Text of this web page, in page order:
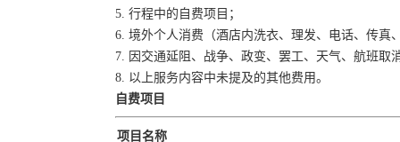
5. 行程中的自费项目；
6. 境外个人消费（酒店内洗衣、理发、电话、传真
7. 因交通延阻、战争、政变、罢工、天气、航班
8. 以上服务内容中未提及的其他费用。
自费项目
项目名称